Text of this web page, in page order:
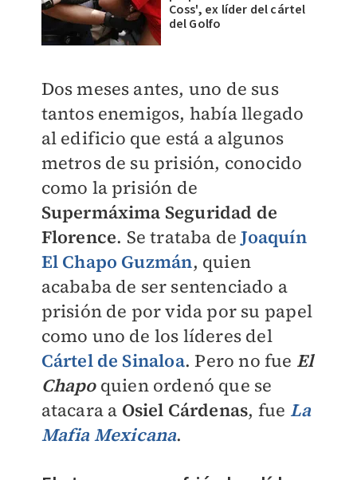
Coss', ex líder del cártel
del Golfo
Dos meses antes, uno de sus
tantos enemigos, había llegado
al edificio que está a algunos
metros de su prisión, conocido
como la prisión de
Supermáxima Seguridad de
Florence. Se trataba deJoaquín
El Chapo Guzmán, quien
acababa de ser sentenciado a
prisión de por vida por su papel
como uno de los líderes del
Cártel de Sinaloa.Pero no fue El
Chapoquien ordenó que se
atacara a Osiel Cárdenas, fue La
Mafia Mexicana.